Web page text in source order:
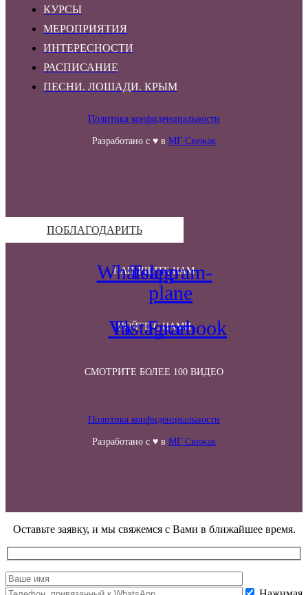
КУРСЫ
МЕРОПРИЯТИЯ
ИНТЕРЕСНОСТИ
РАСПИСАНИЕ
ПЕСНИ. ЛОШАДИ. КРЫМ
Политика конфиденциальности
Разработано с ♥ в МГ Свежак
ПОБЛАГОДАРИТЬ
НАПИШИТЕ НАМ
Whatsapp
Telegram-
plane
ПОЙТЕ С НАМИ
Vk
Instagram
Facebook
СМОТРИТЕ БОЛЕЕ 100 ВИДЕО
Политика конфиденциальности
Разработано с ♥ в МГ Свежак
Оставьте заявку, и мы свяжемся с Вами в ближайшее время.